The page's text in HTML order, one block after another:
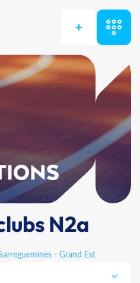
+
N2a
- Grand Est